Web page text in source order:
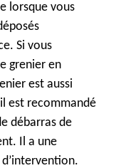
lorsque vous
Si vous
grenier en
est aussi
est recommandé
débarras de
Il a une